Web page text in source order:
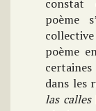
constat
poème
poème
dans les
las calles